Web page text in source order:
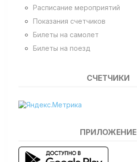
Расписание мероприятий
Показания счетчиков
Билеты на самолет
Билеты на поезд
СЧЕТЧИКИ
ПРИЛОЖЕНИЕ